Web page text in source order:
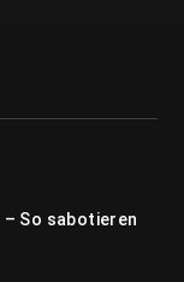
– So sabotieren